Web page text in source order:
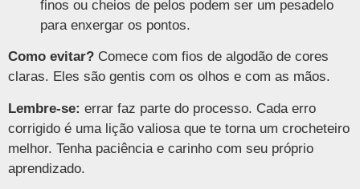
finos ou cheios de pelos podem ser um pesadelo
para enxergar os pontos.
Como evitar? Comece com fios de algodão de cores
claras. Eles são gentis com os olhos e com as mãos.
Lembre-se: errar faz parte do processo. Cada erro
corrigido é uma lição valiosa que te torna um crocheteiro
melhor. Tenha paciência e carinho com seu próprio
aprendizado.